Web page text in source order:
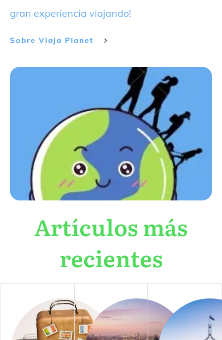
gran experiencia viajando!
Sobre Viaja Planet
Artículos más
recientes